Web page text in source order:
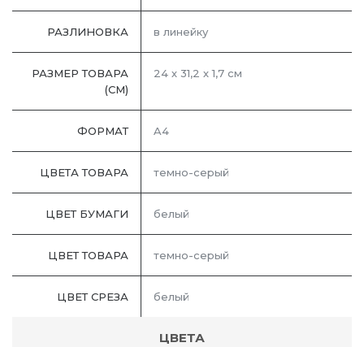
РАЗЛИНОВКА в линейку
РАЗМЕР ТОВАРА
(СМ)
24 х 31,2 х 1,7 см
ФОРМАТ A4
ЦВЕТА ТОВАРА темно-серый
ЦВЕТ БУМАГИ белый
ЦВЕТ ТОВАРА темно-серый
ЦВЕТ СРЕЗА белый
ЦВЕТА